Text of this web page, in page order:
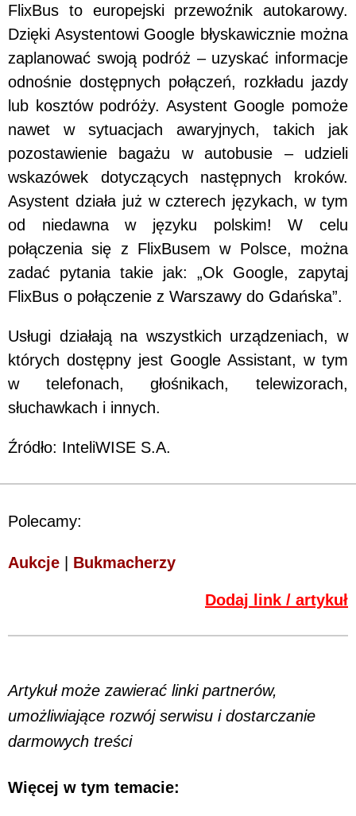
FlixBus to europejski przewoźnik autokarowy.
Dzięki Asystentowi Google błyskawicznie można
zaplanować swoją podróż – uzyskać informacje
odnośnie dostępnych połączeń, rozkładu jazdy
lub kosztów podróży. Asystent Google pomoże
nawet w sytuacjach awaryjnych, takich jak
pozostawienie bagażu w autobusie – udzieli
wskazówek dotyczących następnych kroków.
Asystent działa już w czterech językach, w tym
od niedawna w języku polskim! W celu
połączenia się z FlixBusem w Polsce, można
zadać pytania takie jak: „Ok Google, zapytaj
FlixBus o połączenie z Warszawy do Gdańska”.
Usługi działają na wszystkich urządzeniach, w
których dostępny jest Google Assistant, w tym
w telefonach, głośnikach, telewizorach,
słuchawkach i innych.
Źródło: InteliWISE S.A.
Polecamy:
Aukcje | Bukmacherzy
Dodaj link / artykuł
Artykuł może zawierać linki partnerów,
umożliwiające rozwój serwisu i dostarczanie
darmowych treści
Więcej w tym temacie: